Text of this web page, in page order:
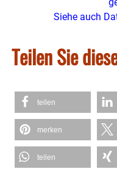
Siehe auch
Teilen Sie
teilen
merken
teilen